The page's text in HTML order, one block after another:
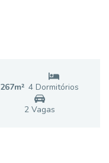
267m² 4 Dormitórios
2Vagas